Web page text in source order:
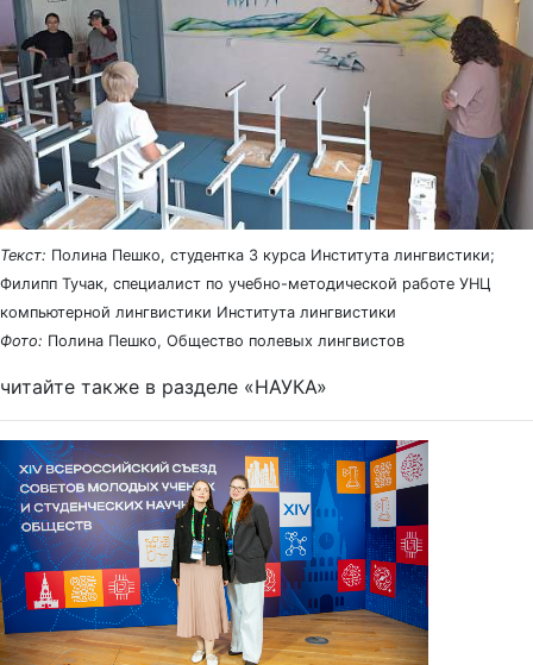
Текст: Полина Пешко, студентка 3 курса Института лингвистики;
Филипп Тучак, специалист по учебно-методической работе УНЦ
компьютерной лингвистики Института лингвистики
Фото: Полина Пешко, Общество полевых лингвистов
читайте также в разделе «НАУКА»